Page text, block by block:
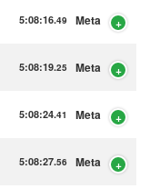
5:08:16.49 Meta
5:08:19.25 Meta
5:08:24.41 Meta
5:08:27.56 Meta